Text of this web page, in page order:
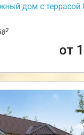
дом с террасой
2
от